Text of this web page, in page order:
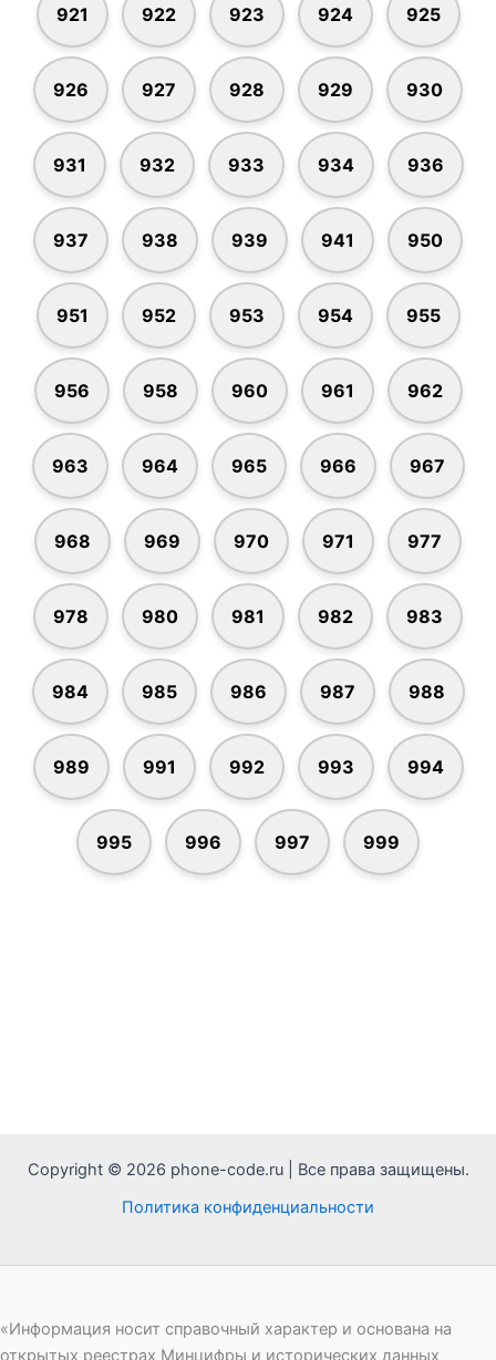
921 922 923 924 925
926 927 928 929 930
931 932 933 934 936
937 938 939 941 950
951 952 953 954 955
956 958 960 961 962
963 964 965 966 967
968 969 970 971 977
978 980 981 982 983
984 985 986 987 988
989 991 992 993 994
995 996 997 999
Copyright © 2026 phone-code.ru | Все права защищены.
Политика конфиденциальности
«Информация носит справочный характер и основана на